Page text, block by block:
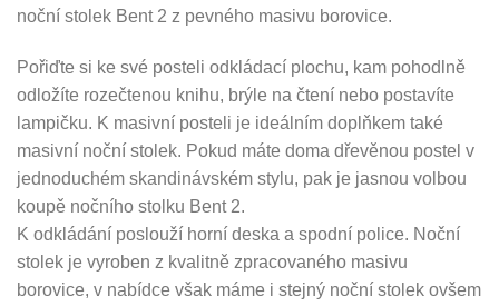
noční stolek Bent 2 z pevného masivu borovice.
Pořiďte si ke své posteli odkládací plochu, kam pohodlně
odložíte rozečtenou knihu, brýle na čtení nebo postavíte
lampičku. K masivní posteli je ideálním doplňkem také
masivní noční stolek. Pokud máte doma dřevěnou postel v
jednoduchém skandinávském stylu, pak je jasnou volbou
koupě nočního stolku Bent 2.
K odkládání poslouží horní deska a spodní police. Noční
stolek je vyroben z kvalitně zpracovaného masivu
borovice, v nabídce však máme i stejný noční stolek ovšem